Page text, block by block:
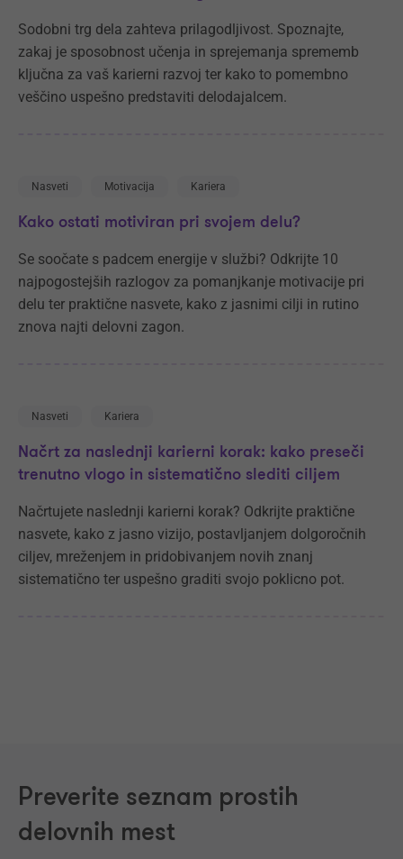
Sodobni trg dela zahteva prilagodljivost. Spoznajte,
zakaj je sposobnost učenja in sprejemanja sprememb
ključna za vaš karierni razvoj ter kako to pomembno
veščino uspešno predstaviti delodajalcem.
Nasveti Motivacija Kariera
Kako ostati motiviran pri svojem delu?
Se soočate s padcem energije v službi? Odkrijte 10
najpogostejših razlogov za pomanjkanje motivacije pri
delu ter praktične nasvete, kako z jasnimi cilji in rutino
znova najti delovni zagon.
Nasveti Kariera
Načrt za naslednji karierni korak: kako preseči
trenutno vlogo in sistematično slediti ciljem
Načrtujete naslednji karierni korak? Odkrijte praktične
nasvete, kako z jasno vizijo, postavljanjem dolgoročnih
ciljev, mreženjem in pridobivanjem novih znanj
sistematično ter uspešno graditi svojo poklicno pot.
Preverite seznam prostih
delovnih mest